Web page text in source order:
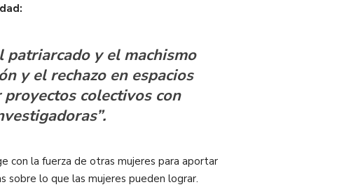
patriarcado y el machismo
y el rechazo en espacios
colectivos con
con la fuerza de otras mujeres para aportar
sobre lo que las mujeres pueden lograr.